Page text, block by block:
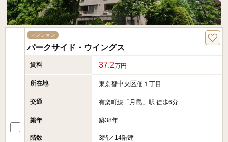
マンション
パークサイド・ウイングス
賃料 37.2万円
所在地 東京都中央区佃１丁目
交通 有楽町線「 月島 」駅 徒歩6分
築年 築38年
階数 3階／14階建